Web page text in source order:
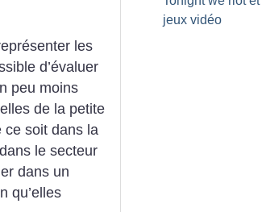
les
d’évaluer
peu moins
de la petite
ce soit dans la
le secteur
dans un
qu’elles
jeux vidéo